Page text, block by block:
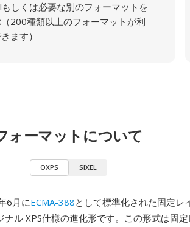
しくは必要な別のフォーマットを
200種類以上のフォーマットが利
ます）
ォーマットについて
OXPS SIXEL
6月にECMA-388として標準化された固定レ
ル XPS仕様の進化形です。この形式は固